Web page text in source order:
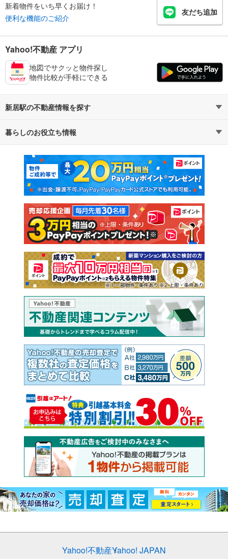
新着物件をいち早くお届け！
便利な機能のご紹介
友だち追加
Yahoo!不動産 アプリ
地図でサクッと物件探し
物件比較が手軽にできる
新居駅の不動産情報を探す
不動産・住宅
新築マンション 中古マンション
新築一戸建て 中古一戸建て
注文住宅 土地
売却査定
暮らしのお役立ち情報
マンションカタログ 教えて！住まいの先生
Yahoo!不動産Yahoo! JAPAN